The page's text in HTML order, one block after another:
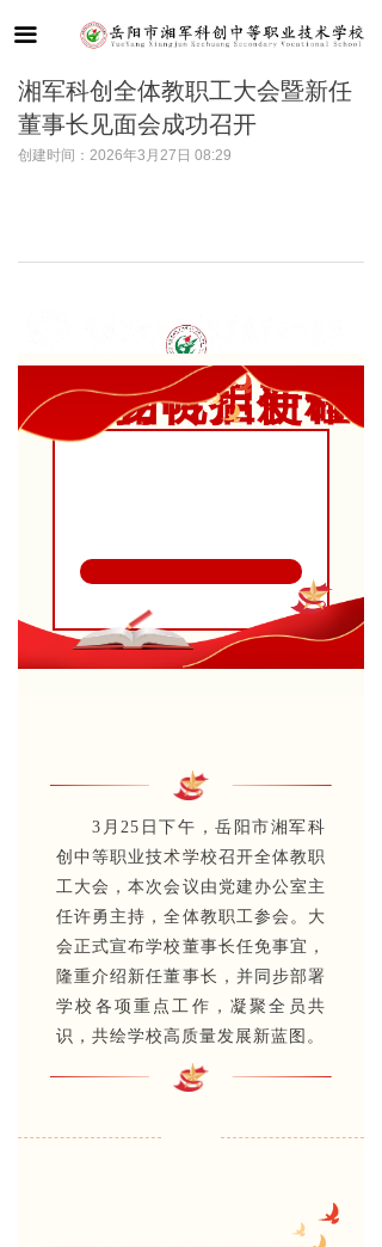
끀
首页
学校概况
新闻动态
招生招聘
湘军科创全体教职工大会暨新任
董事长见面会成功召开
创建时间： 2026年3月27日 08:29
薪火相传担使命
奋楫扬帆启新程
岳阳市湘军科创中等职业技术学校
3月25日下午，岳阳市湘军科
创中等职业技术学校召开全体教职
工大会，本次会议由党建办公室主
任许勇主持，全体教职工参会。大
会正式宣布学校董事长任免事宜，
隆重介绍新任董事长，并同步部署
学校各项重点工作，凝聚全员共
识，共绘学校高质量发展新蓝图。